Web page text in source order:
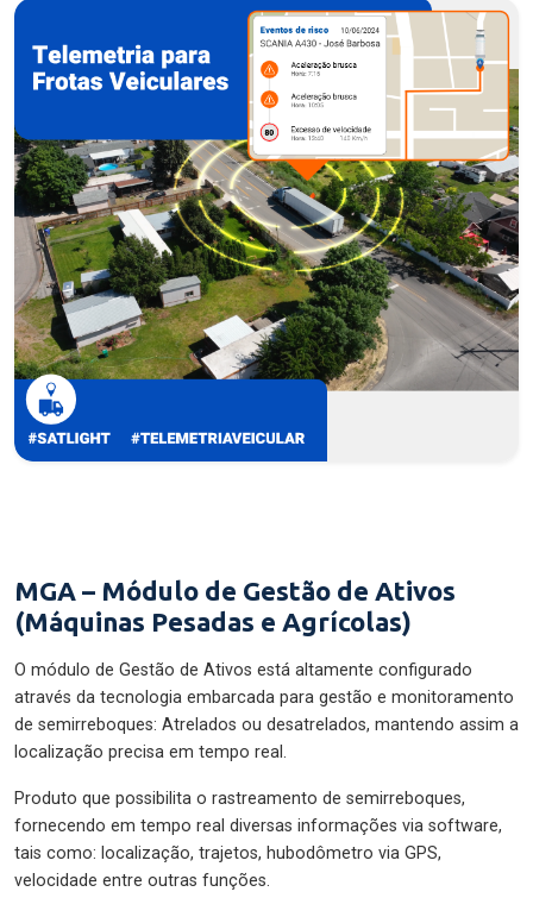
MGA – Módulo de Gestão de Ativos
(Máquinas Pesadas e Agrícolas)
O módulo de Gestão de Ativos está altamente configurado
através da tecnologia embarcada para gestão e monitoramento
de semirreboques: Atrelados ou desatrelados, mantendo assim a
localização precisa em tempo real.
Produto que possibilita o rastreamento de semirreboques,
fornecendo em tempo real diversas informações via software,
tais como: localização, trajetos, hubodômetro via GPS,
velocidade entre outras funções.